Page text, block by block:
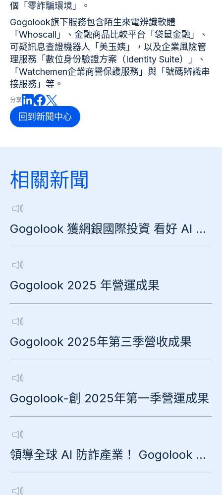
個「零詐騙環境」。
Gogolook旗下服務包含陌生來電辨識軟體
「Whoscall」、金融商品比較平台「袋鼠金融」、
可疑訊息查證機器人「美玉姨」，以及企業風險管
理服務「數位身份驗證方案（Identity Suite）」、
「Watchemen企業商譽保護服務」與「號碼辨識串
接服務」等。
分享
回到新聞中心
相關新聞
Gogolook 獲網銀國際投資 看好 AI 防詐新商機
Gogolook 2025 年營運成果
Gogolook 2025年第三季營收成果
Gogolook-創 2025年第一季營運成果
領導全球 AI 防詐產業！ Gogolook 最快四月底改列一般板